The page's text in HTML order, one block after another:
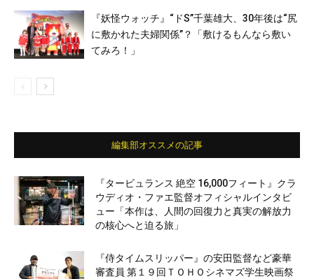
『妖怪ウォッチ』“ドS”千葉雄大、30年後は“尻
に敷かれた夫婦関係”？「敷けるもんなら敷い
てみろ！」
編集部オススメの記事
『タービュランス 絶空 16,000フィート』クラ
ウディオ・ファエ監督オフィシャルインタビ
ュー「本作は、人間の回復力と真実の解放力
の核心へと迫る旅」
『侍タイムスリッパー』の安田監督など豪華
審査員 第１９回ＴＯＨＯシネマズ学生映画祭